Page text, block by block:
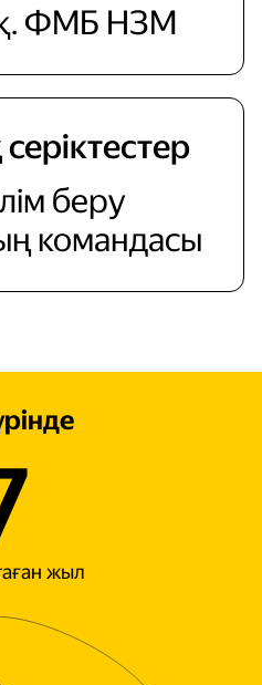
ФМБ НЗМ
беру
командасы
жыл